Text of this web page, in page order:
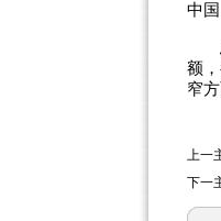
中
总
额
窄
上一
下一